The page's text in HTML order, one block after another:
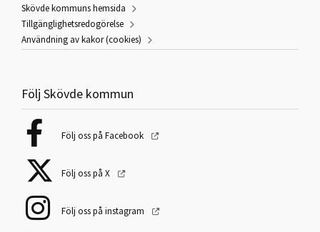
Skövde kommuns hemsida
Tillgänglighetsredogörelse
Användning av kakor (cookies)
Följ Skövde kommun
Följ oss på Facebook
Följ oss på X
Följ oss på instagram